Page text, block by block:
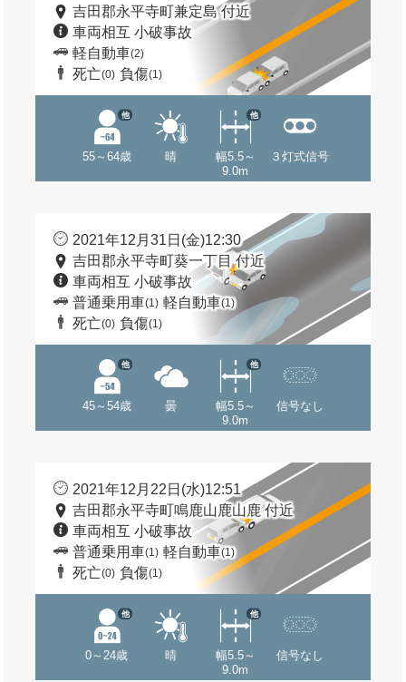
吉田郡永平寺町兼定島 付近
車両相互 小破事故
軽自動車(2)
死亡(0) 負傷(1)
55～64歳
他
晴
幅5.5～
9.0m
他
３灯式信号
2021年12月31日(金)12:30
吉田郡永平寺町葵一丁目 付近
車両相互 小破事故
普通乗用車(1) 軽自動車(1)
死亡(0) 負傷(1)
45～54歳
他
曇
幅5.5～
9.0m
他
信号なし
2021年12月22日(水)12:51
吉田郡永平寺町鳴鹿山鹿山鹿 付近
車両相互 小破事故
普通乗用車(1) 軽自動車(1)
死亡(0) 負傷(1)
0～24歳
他
晴
幅5.5～
9.0m
他
信号なし